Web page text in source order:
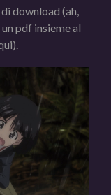
download (ah,
pdf insieme al